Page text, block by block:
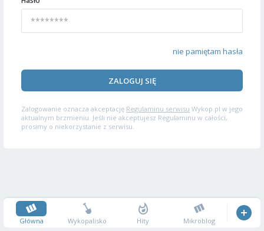
nie pamiętam hasła
ZALOGUJ SIĘ
Zalogowanie oznacza akceptację Regulaminu serwisu Wykop.pl w jego
aktualnym brzmieniu. Jeśli nie akceptujesz Regulaminu w całości,
prosimy o niekorzystanie z serwisu.
Główna Wykopalisko Hity Mikroblog